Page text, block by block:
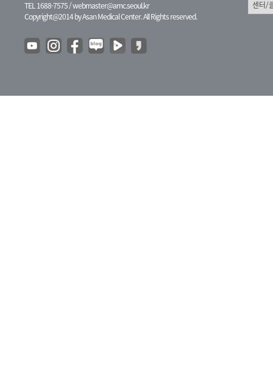
TEL 1688-7575 /webmaster@amc.seoul.kr
Copyright@2014 by Asan Medical Center. All Rights reserved.